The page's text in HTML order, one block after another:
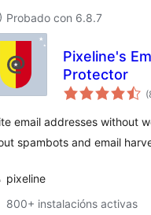
Probado con 6.8.7
Pixeline's
Protector
email addresses without
spambots and email
pixeline
800+ instalacións activas